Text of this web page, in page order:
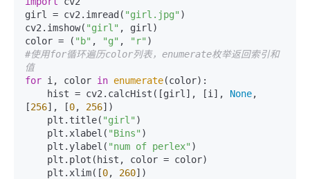
girl = cv2.imread( "girl.jpg" )
cv2.imshow( "girl" , girl)
color = ( "b" , "g" , "r"
#使用for循环遍历color列表，enumerate枚举返回索引和
值
for i, color in enumerate(color):
    hist = cv2.calcHist([girl], [i],
None,
[256], [0, 256])
    plt.title(
"girl" )
    plt.xlabel(
"Bins" )
    plt.ylabel(
"num of perlex" )
    plt.xlim([
0, 260])